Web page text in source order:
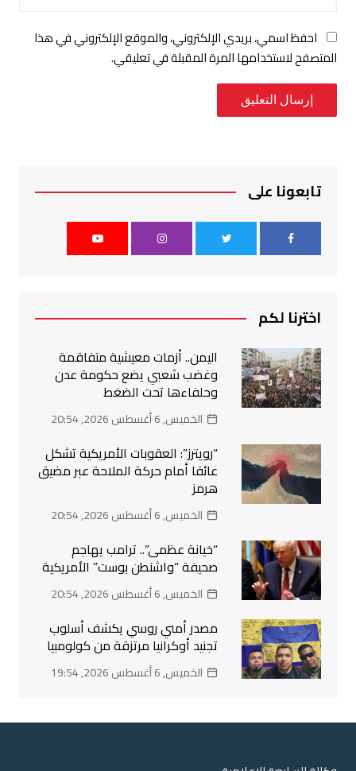
احفظ اسمي، بريدي الإلكتروني، والموقع الإلكتروني في هذا
المتصفح لاستخدامها المرة المقبلة في تعليقي.
تابعونا على
اخترنا لكم
اليمن.. أزمات معيشية متفاقمة
وغضب شعبي يضع حكومة عدن
وحلفاءها تحت الضغط
الخميس, 6 أغسطس 2026, 20:54
“رويترز”: العقوبات الأمريكية تشكل
عائقا أمام حركة الملاحة عبر مضيق
هرمز
الخميس, 6 أغسطس 2026, 20:54
“خيانة عظمى”.. ترامب يهاجم
صحيفة “واشنطن بوست” الأمريكية
الخميس, 6 أغسطس 2026, 20:54
مصدر أمني روسي يكشف أسلوب
تجنيد أوكرانيا مرتزقة من كولومبيا
الخميس, 6 أغسطس 2026, 19:54